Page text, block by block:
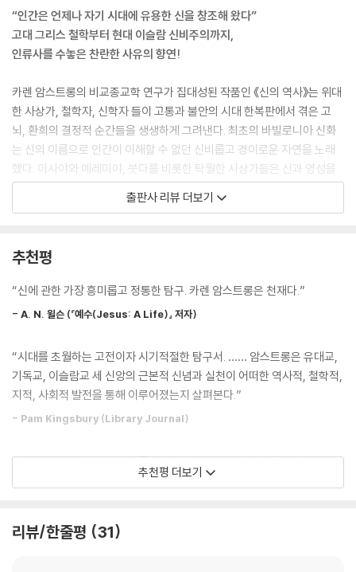
이 책은 시대와 변화를 초월해 존재하는 형언할 수 없는 신의 실재 그 자체
의 역사가 아니다. 아브라함 시대부터 오늘날에 이르기까지 사람들이 신을
어떻게 인식해 왔는가의 역사이다. 인간의 신 개념은 역사가 있다. 다양한
기 때문이다. …… ‘신’이라는 말에는 변하지 않는 단 하나의 개념이 담겨 있
는 것이 아니라 서로 모순되고 심지어 상충하기까지 하는 의미들이 총체적
으로 포함되어 있다고 할 수 있다. 만약 이러한 유연성이 없었더라면 신이
라는 관념은 결코 인간의 위대한 생각 중 하나로 살아남을 수 없었을 것이
다.
---「머리말, 24~25쪽」중에서
늘 그렇듯 새로운 신학이 성공하는 이유는 합리적으로 증명될 수 있기 때
문이다. 낯선 땅으로 추방당해 혼란에 빠져버린 유대인들은 야훼 숭배의
황을 분명하게 말해주는 것이었다.
---「2장 유일신의 탄생, 128~129쪽」중에서
“인격신은 결코 종교의 이상이 될 수 없다”
인격신을 넘어 초월의 신으로
신’에 관한 믿음은 유대교, 기독교, 이슬람교에서 모두 공통적으로 발견된
을 확장할 수 있었던 결정적 이유이며, 14~16세기 르네상스 시대에 서구
가 인본주의 가치를 받아들이게 된 토대이기도 했다. 그러나 역사상 위대
려움의 투영이 될 것을 경계해 왔다. 그들은 이러한 위험성에 인격신이 대
단히 취약하다는 것을 끊임없이 의식했기에 인간의 한계를 넘어서는 ‘초월
“인간은 언제나 자기 시대에 유용한 신을 창조해 왔다”
고대 그리스 철학부터 현대 이슬람 신비주의까지,
인류사를 수놓은 찬란한 사유의 향연!
카렌 암스트롱의 비교종교학 연구가 집대성된 작품인 《신의 역사》는 위대
한 사상가, 철학자, 신학자 들이 고통과 불안의 시대 한복판에서 겪은 고
뇌, 환희의 결정적 순간들을 생생하게 그려낸다. 최초의 바빌로니아 신화
는 신의 이름으로 인간이 이해할 수 없던 신비롭고 경이로운 자연을 노래
했다. 이사야와 예레미야, 붓다를 비롯한 탁월한 사상가들은 신과 영성을
통해 자비와 동정심, 사회 정의를 추구했고, 비슷한 시기에 플라톤과 아리
스토텔레스는 이성적 사유를 통해 합리적 우주로서 신을 발견했다. 중세의
근대 이후 과학 문명 시대에 이르러 데카르트, 칸트, 뉴턴은 “신은 세상일
떨어진 초연한 신은 결코 우리에게 위안과 위로를 줄 수 없다고 믿었다.
라고 여긴 헤겔, “신은 죽었다”고 선언한 니체까지 창조적 사유의 정수가
한데 모인 이 놀랍도록 지적인 책은 ‘목적 상실의 시대’로 불리는 오늘날,
삶의 의미와 종교의 역할을 질문하는 모든 이들에게 감동 어린 인식의 기
쁨을 선사할 것이다.
카렌 암스트롱의 지적 탐구의 원천,본문의 누락된 내용을 빠짐없이 되살린
넓은 식견을 지닌 저명한 종교 역사가”(〈워싱턴포스트〉), “이슬람에 관해
출판사 리뷰 더보기
추천평
“신에 관한 가장 흥미롭고 정통한 탐구. 카렌 암스트롱은 천재다.”
- A. N. 윌슨 (『예수(Jesus: A Life)』 저자)
“시대를 초월하는 고전이자 시기적절한 탐구서. …… 암스트롱은 유대교,
기독교, 이슬람교 세 신앙의 근본적 신념과 실천이 어떠한 역사적, 철학적,
지적, 사회적 발전을 통해 이루어졌는지 살펴본다.”
- Pam Kingsbury (Library Journal)
“이 책에서 암스트롱은 우리를 다신교도에서 바빌로니아에서 추방당한 유
대인에게로, 그리스 철학자들에게로, 유대교도와 무슬림과 기독교도에게
- Anna Otten (The Antioch Review)
추천평 더보기
리뷰/한줄평 31